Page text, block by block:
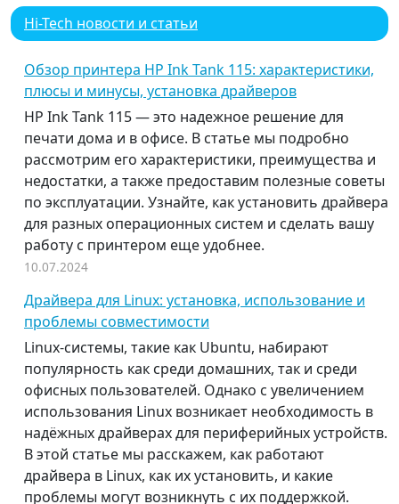
Hi-Tech новости и статьи
Обзор принтера HP Ink Tank 115: характеристики,
плюсы и минусы, установка драйверов
HP Ink Tank 115 — это надежное решение для
печати дома и в офисе. В статье мы подробно
рассмотрим его характеристики, преимущества и
недостатки, а также предоставим полезные советы
по эксплуатации. Узнайте, как установить драйвера
для разных операционных систем и сделать вашу
работу с принтером еще удобнее.
10.07.2024
Драйвера для Linux: установка, использование и
проблемы совместимости
Linux-системы, такие как Ubuntu, набирают
популярность как среди домашних, так и среди
офисных пользователей. Однако с увеличением
использования Linux возникает необходимость в
надёжных драйверах для периферийных устройств.
В этой статье мы расскажем, как работают
драйвера в Linux, как их установить, и какие
проблемы могут возникнуть с их поддержкой.